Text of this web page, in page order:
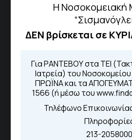
Η Νοσοκομειακή
ΔΕΝ βρίσκεται σε
Για ΡΑΝΤΕΒΟΥ στα ΤΕΙ
Ιατρεία) του Νοσοκομείου
ΠΡΩΪΝΑ και τα
1566 (ή μέσω του
Τηλέφωνο Επικοινωνίας
213-2058000
Πως να έρθετε με ΜΜΜ
Τηλέφωνα για
Για τα πρωινά και τα
ιατρεία:
Από τον
Καλώντας στην